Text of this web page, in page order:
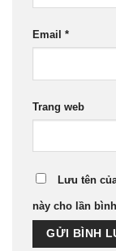
Email *
Trang web
Lưu tên
này cho lần